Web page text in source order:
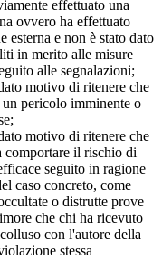
effettuato una
ovvero ha effettuato
esterna e non è stato dato
in merito alle misure
alle segnalazioni;
motivo di ritenere che
pericolo imminente o
motivo di ritenere che
comportare il rischio di
seguito in ragione
caso concreto, come
o distrutte prove
che chi ha ricevuto
con l'autore della
stessa